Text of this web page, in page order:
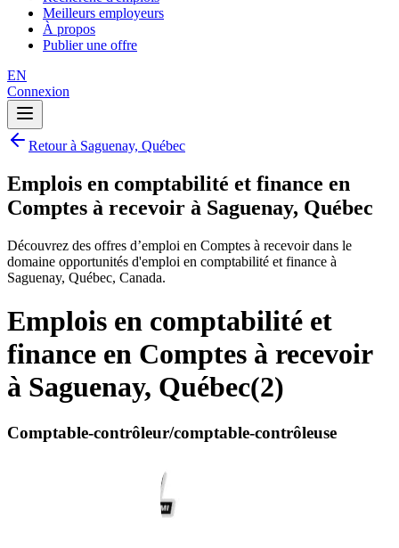
Meilleurs employeurs
À propos
Publier une offre
EN
Connexion
Retour à Saguenay, Québec
Emplois en comptabilité et finance en
Comptes à recevoir à Saguenay, Québec
Découvrez des offres d’emploi en Comptes à recevoir dans le
domaine opportunités d'emploi en comptabilité et finance à
Saguenay, Québec, Canada.
Emplois en comptabilité et
finance en Comptes à recevoir
à Saguenay, Québec(2)
Comptable-contrôleur/comptable-contrôleuse